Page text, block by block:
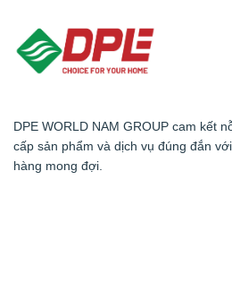
DPE WORLD NAM GROUP cam kết
cấp sản phẩm và dịch vụ đúng đắn
hàng mong đợi.